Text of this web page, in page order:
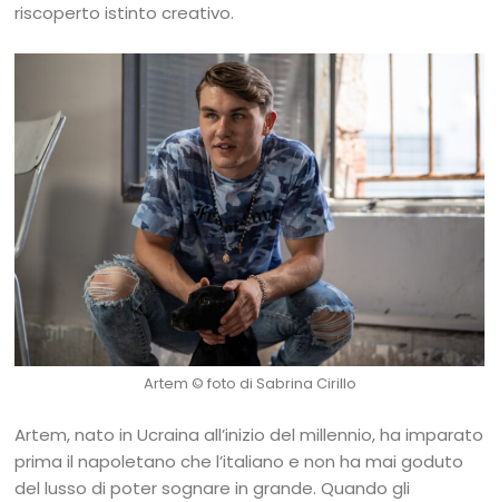
riscoperto istinto creativo.
Artem © foto di Sabrina Cirillo
Artem, nato in Ucraina all’inizio del millennio, ha imparato
prima il napoletano che l’italiano e non ha mai goduto
del lusso di poter sognare in grande. Quando gli